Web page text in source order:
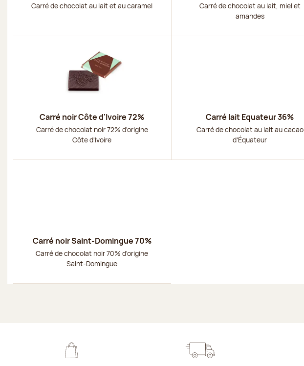
Carré de chocolat au lait et au caramel
Carré de chocolat au lait, miel et
amandes
Carré noir Côte d'Ivoire 72%
Carré de chocolat noir 72% d'origine
Côte d'Ivoire
Carré lait Equateur 36%
Carré de chocolat au lait au cacao
d'Équateur
Carré noir Saint-Domingue 70%
Carré de chocolat noir 70% d'origine
Saint-Domingue